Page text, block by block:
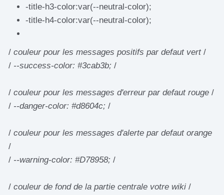
-title-h3-color:var(--neutral-color);
-title-h4-color:var(--neutral-color);
/ couleur pour les messages positifs par defaut vert /
/ --success-color: #3cab3b; /
/ couleur pour les messages d'erreur par defaut rouge /
/ --danger-color: #d8604c; /
/ couleur pour les messages d'alerte par defaut orange
/
/ --warning-color: #D78958; /
/ couleur de fond de la partie centrale votre wiki /